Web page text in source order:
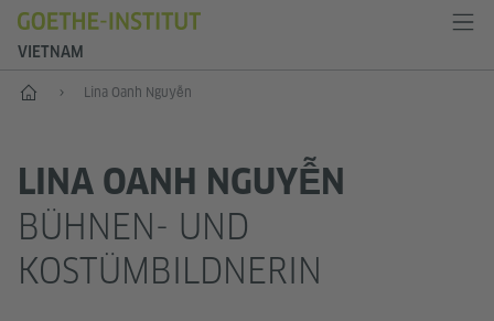
VIETNAM
Start Lina Oanh Nguyễn
LINA OANH NGUYỄN
BÜHNEN- UND
KOSTÜMBILDNERIN